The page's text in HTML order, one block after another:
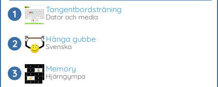
Tangentbordsträning
Dator och media
Hänga gubbe
Svenska
Memory
Hjärngympa